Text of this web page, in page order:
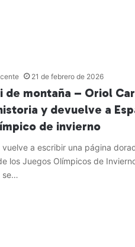
21 de febrero de 2026
de montaña – Oriol
y devuelve a
de invierno
vuelve a escribir una página
los Juegos Olímpicos de
se…